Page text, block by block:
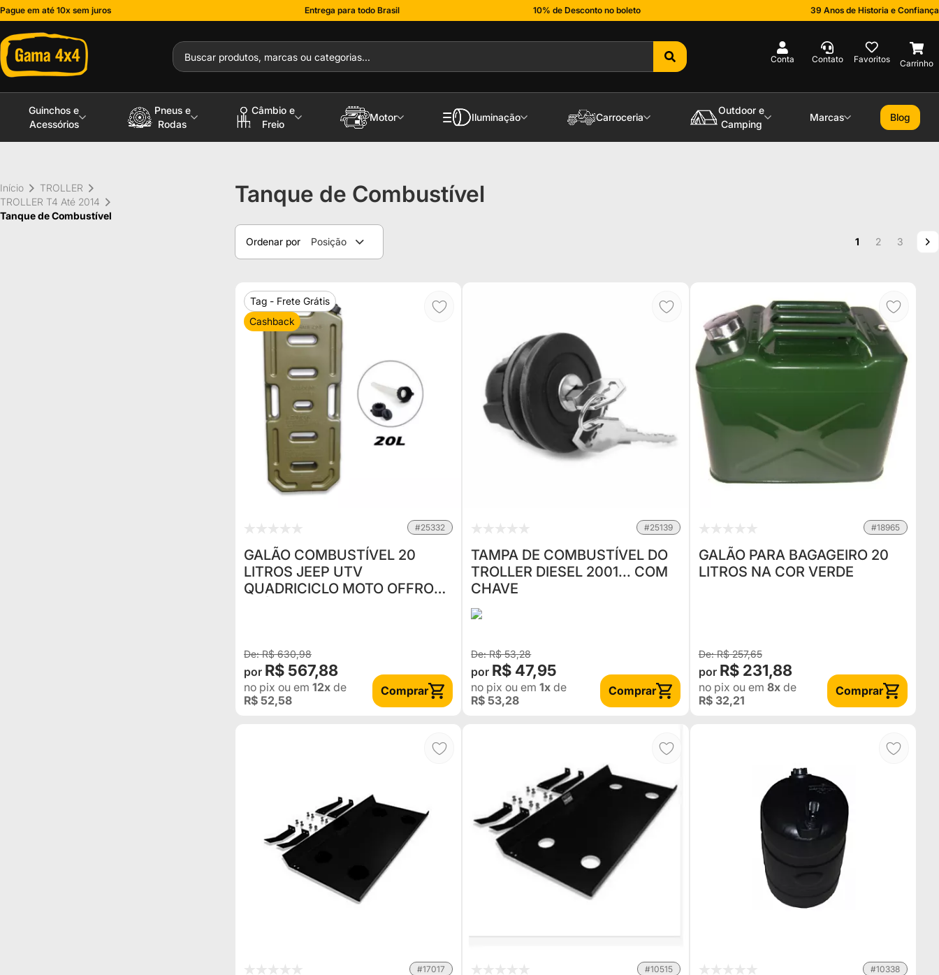
Pague em até 10x sem juros Entrega para todo Brasil 10% de Desconto no boleto
39 Anos de Historia e Confiança
Guinchos e
Acessórios
Pneus e
Rodas
Câmbio e
Freio
Motor Iluminação Carroceria
Outdoor e
Camping
Marcas Blog
Tanque de Combustível
Ordenar por Posição Página
Você esta lendo
1 Página
2 Página
3
Tag - Frete Grátis
Cashback
#25332
GALÃO COMBUSTÍVEL 20
LITROS JEEP UTV
QUADRICICLO MOTO OFFROAD
R$ 630,98
R$ 567,88
no pix ou em 12x de
R$ 52,58
Comprar
#25139
TAMPA DE COMBUSTÍVEL DO
TROLLER DIESEL 2001... COM
CHAVE
R$ 53,28
R$ 47,95
no pix ou em1x de
R$ 53,28
Comprar
#18965
GALÃO PARA BAGAGEIRO 20
LITROS NA COR VERDE
R$ 257,65
R$ 231,88
no pix ou em 8xde
R$ 32,21
Comprar
#17017 #10515 #10338
Início
TROLLER
TROLLER T4 Até 2014
Tanque de Combustível